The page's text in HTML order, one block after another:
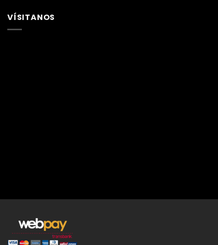
VÍSITANOS